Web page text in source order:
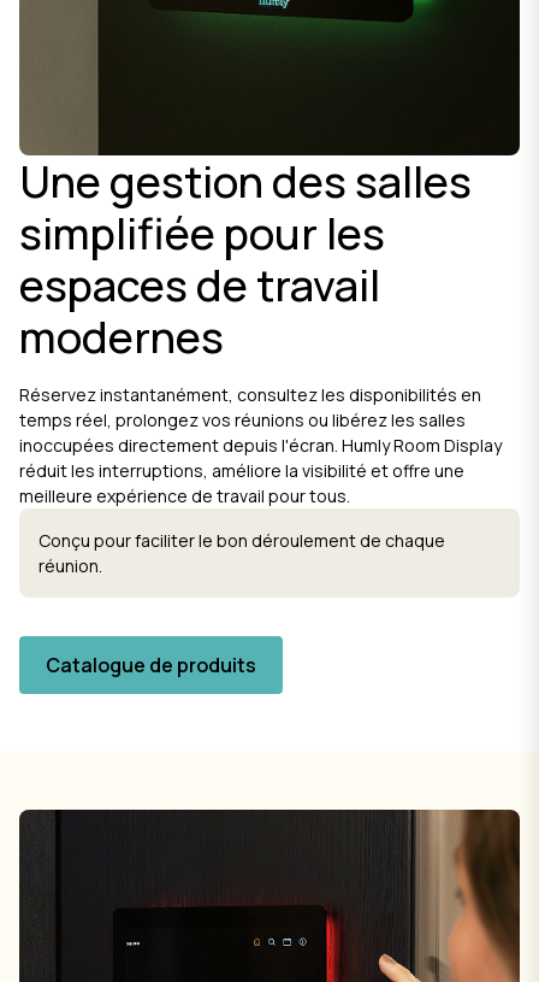
Une gestion des salles
simplifiée pour les
espaces de travail
modernes
Réservez instantanément, consultez les disponibilités en
temps réel, prolongez vos réunions ou libérez les salles
inoccupées directement depuis l'écran. Humly Room Display
réduit les interruptions, améliore la visibilité et offre une
meilleure expérience de travail pour tous.
Conçu pour faciliter le bon déroulement de chaque
réunion.
Catalogue de produits